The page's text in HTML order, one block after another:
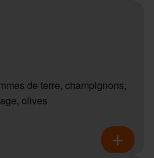
de terre, champignons,
olives